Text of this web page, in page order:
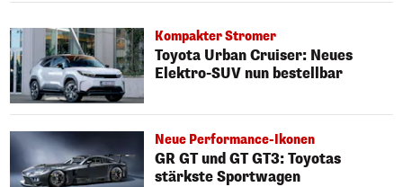
Kompakter Stromer
Toyota Urban Cruiser: Neues
Elektro-SUV nun bestellbar
Neue Performance-Ikonen
GR GT und GT GT3: Toyotas
stärkste Sportwagen